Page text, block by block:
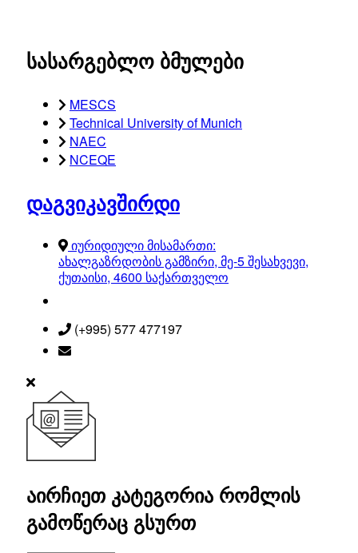
სასარგებლო ბმულები
MESCS
Technical University of Munich
NAEC
NCEQE
დაგვიკავშირდი
იურიდიული მისამართი:
ახალგაზრდობის გამზირი, მე-5 შესახვევი,
ქუთაისი, 4600 საქართველო
(+995) 577 477197
აირჩიეთ კატეგორია რომლის
გამოწერაც გსურთ